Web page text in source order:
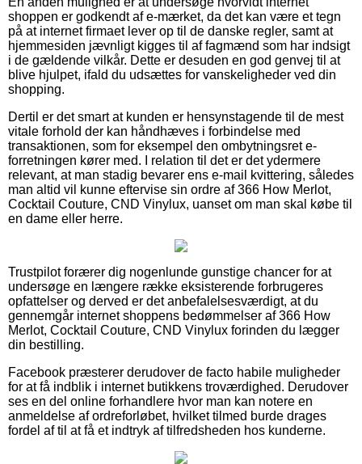
shoppen er godkendt af e-mærket, da det kan være et tegn
på at internet firmaet lever op til de danske regler, samt at
hjemmesiden jævnligt kigges til af fagmænd som har indsigt
i de gældende vilkår. Dette er desuden en god genvej til at
blive hjulpet, ifald du udsættes for vanskeligheder ved din
shopping.
Dertil er det smart at kunden er hensynstagende til de mest
vitale forhold der kan håndhæves i forbindelse med
transaktionen, som for eksempel den ombytningsret e-
forretningen kører med. I relation til det er det ydermere
relevant, at man stadig bevarer ens e-mail kvittering, således
man altid vil kunne eftervise sin ordre af 366 How Merlot,
Cocktail Couture, CND Vinylux, uanset om man skal købe til
en dame eller herre.
Trustpilot forærer dig nogenlunde gunstige chancer for at
undersøge en længere række eksisterende forbrugeres
opfattelser og derved er det anbefalelsesværdigt, at du
gennemgår internet shoppens bedømmelser af 366 How
Merlot, Cocktail Couture, CND Vinylux forinden du lægger
din bestilling.
Facebook præsterer derudover de facto habile muligheder
for at få indblik i internet butikkens troværdighed. Derudover
ses en del online forhandlere hvor man kan notere en
anmeldelse af ordreforløbet, hvilket tilmed burde drages
fordel af til at få et indtryk af tilfredsheden hos kunderne.